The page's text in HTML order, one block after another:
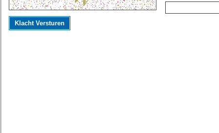
Klacht Versturen